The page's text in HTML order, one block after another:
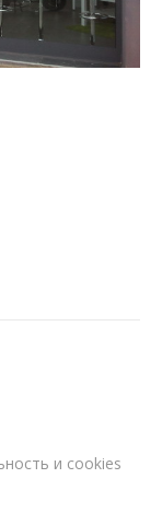
и cookies